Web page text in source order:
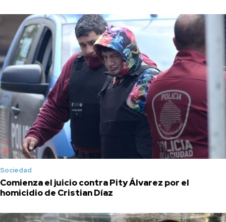
Sociedad
Comienza el juicio contra Pity Álvarez por el
homicidio de Cristian Díaz